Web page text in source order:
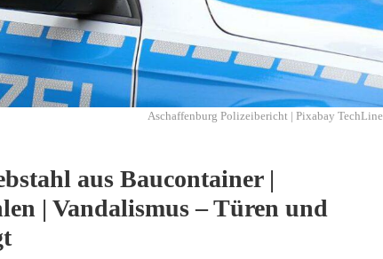
Aschaffenburg Polizeibericht | Pixabay TechLine
aus Baucontainer |
| Vandalismus – Türen und